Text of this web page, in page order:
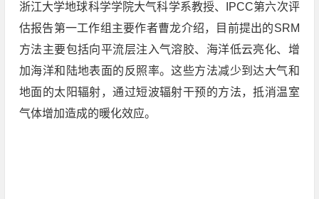
浙江大学地球科学学院大气科学系教授、IPCC第六次评
估报告第一工作组主要作者曹龙介绍，目前提出的SRM
方法主要包括向平流层注入气溶胶、海洋低云亮化、增
加海洋和陆地表面的反照率。这些方法减少到达大气和
地面的太阳辐射，通过短波辐射干预的方法，抵消温室
气体增加造成的暖化效应。